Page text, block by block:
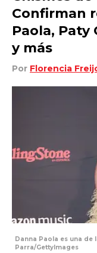
Confirman
Paola, Paty
y más
Por Florencia
Danna Paola es una
Parra/GettyImages